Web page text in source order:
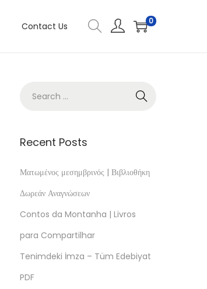
Contact Us 0
Recent Posts
Ματωμένος μεσημβρινός | Βιβλιοθήκη
Δωρεάν Αναγνώσεων
Contos da Montanha | Livros
para Compartilhar
Tenimdeki İmza – Tüm Edebiyat
PDF